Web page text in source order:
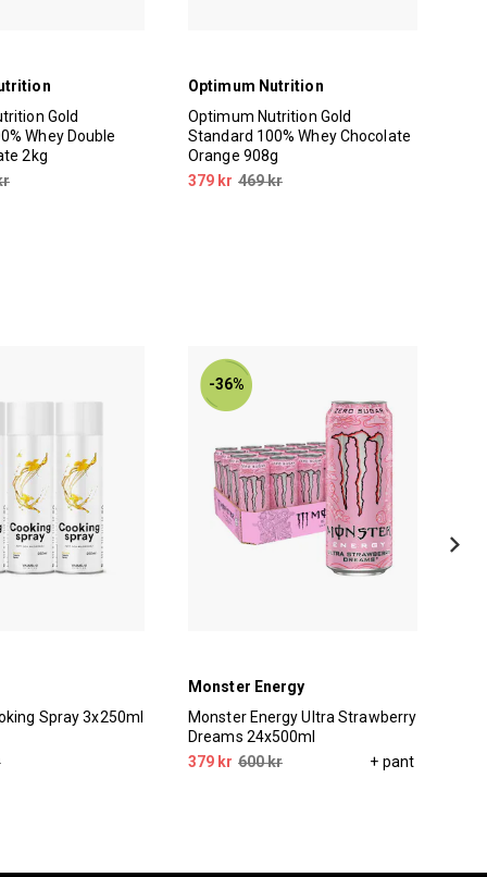
Gold
Whey Double
2kg
Optimum Nutrition
Optimum Nutrition Gold
Standard 100% Whey Chocolate
Orange 908g
379 kr 469 kr
Spray 3x250ml
-36%
Monster Energy
Monster Energy Ultra Strawberry
Dreams 24x500ml
379 kr 600 kr + pant